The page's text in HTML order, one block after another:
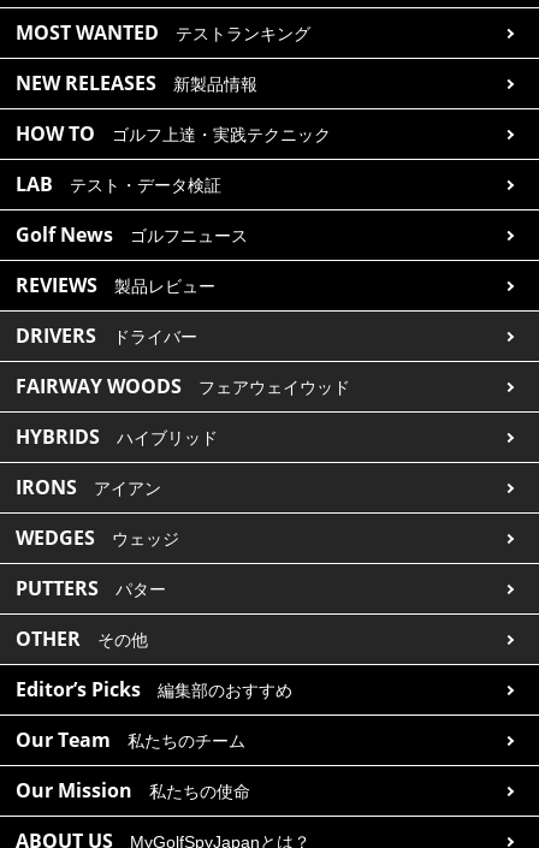
MOST WANTED テストランキング
NEW RELEASES 新製品情報
HOW TO ゴルフ上達・実践テクニック
LAB テスト・データ検証
Golf News ゴルフニュース
REVIEWS 製品レビュー
DRIVERS ドライバー
FAIRWAY WOODS フェアウェイウッド
HYBRIDS ハイブリッド
IRONS アイアン
WEDGES ウェッジ
PUTTERS パター
OTHER その他
Editor’s Picks 編集部のおすすめ
Our Team 私たちのチーム
Our Mission 私たちの使命
ABOUT US MyGolfSpyJapanとは？